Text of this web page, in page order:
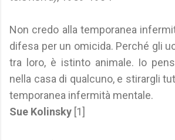
Non credo alla temporanea
difesa per un omicida. Perché gli
tra loro, è istinto animale. Io
nella casa di qualcuno, e stirargli
temporanea infermità mentale.
Sue Kolinsky [1]